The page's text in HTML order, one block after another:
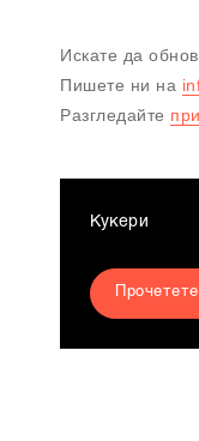
Искате да
Пишете ни на
Разгледайте
Кукери